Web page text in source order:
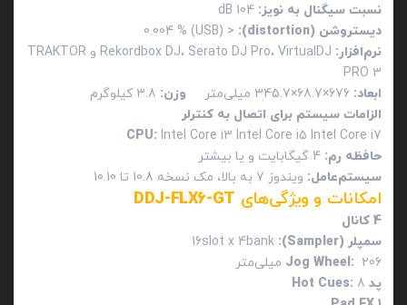
نسبت سیگنال به نویز:
دیستروشن (distortion
):
< 0.004 % (USB)
نرم‌افزار:
Rekordbox DJ، Serato DJ Pro، VirtualDJ و TRAKTOR
PRO 3
ابعاد:
وزن:
الزامات سیستم برای اتصال به کنترلر
CPU: Intel Core i3 Intel Core i5 Intel Core i7
حافظه رم:
سیستم‌عامل: ویندوز 7 به بالا، مک نسخه 10.8 تا 10.10
امکانات و ویژگی‌های DDJ-FLX6-GT
4 کانال
سمپلر (Sampler
):
16slot x 4bank
Jog Wheel: 206 میلی‌متر
پد
Hot Cues: 8